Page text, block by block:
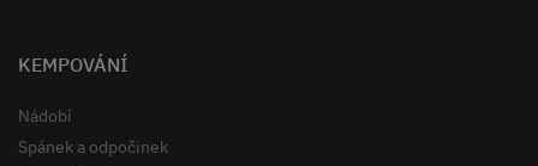
KEMPOVÁNÍ
Nádobí
Spánek a odpočinek